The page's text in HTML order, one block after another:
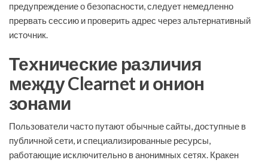
предупреждение о безопасности, следует немедленно
прервать сессию и проверить адрес через альтернативный
источник.
Технические различия
между Clearnet и онион
зонами
Пользователи часто путают обычные сайты, доступные в
публичной сети, и специализированные ресурсы,
работающие исключительно в анонимных сетях. Кракен